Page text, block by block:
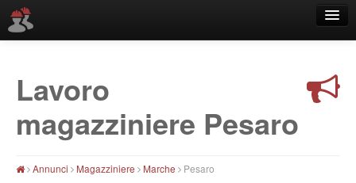
Località
Lavoro
magazziniere Pesaro
Annunci Magazziniere Marche Pesaro